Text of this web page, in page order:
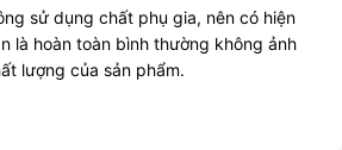
sử dụng chất phụ gia, nên có hiện
là hoàn toàn bình thường không ảnh
lượng của sản phẩm.